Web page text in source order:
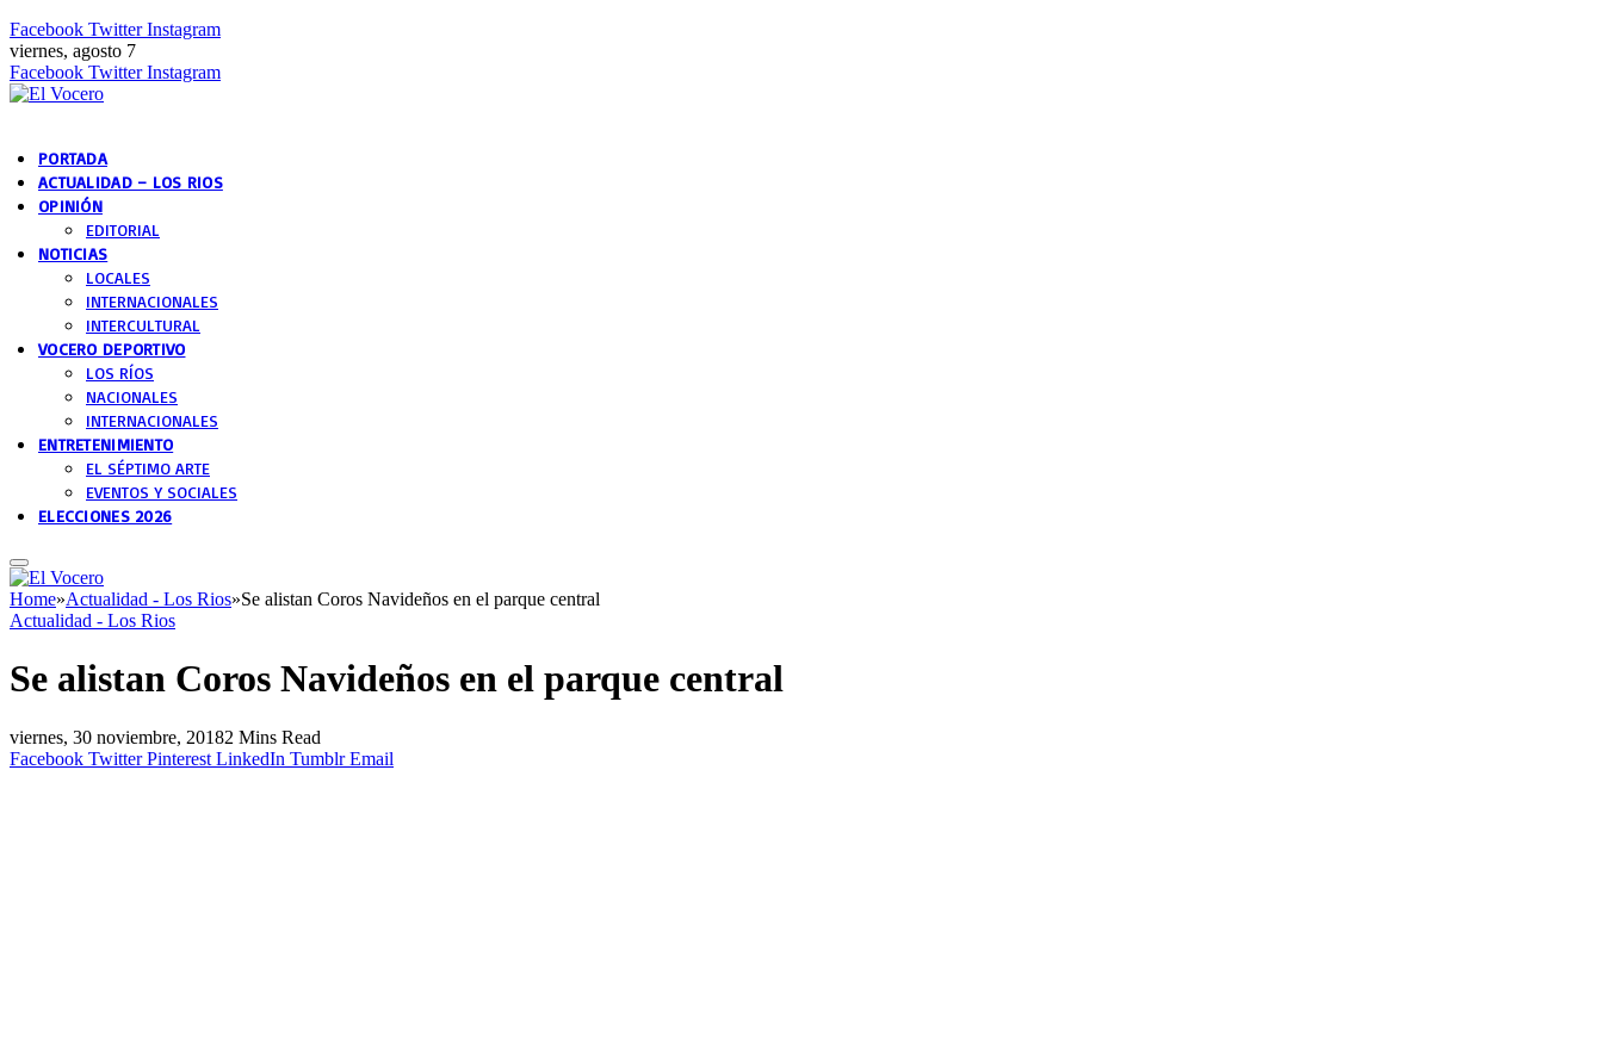
Facebook Twitter Instagram
viernes, agosto 7
Facebook Twitter Instagram
PORTADA
ACTUALIDAD – LOS RIOS
OPINIÓN
EDITORIAL
NOTICIAS
LOCALES
INTERNACIONALES
INTERCULTURAL
VOCERO DEPORTIVO
LOS RÍOS
NACIONALES
INTERNACIONALES
ENTRETENIMIENTO
EL SÉPTIMO ARTE
EVENTOS Y SOCIALES
ELECCIONES 2026
Home»Actualidad - Los Rios»Se alistan Coros Navideños en el parque central
Actualidad - Los Rios
Se alistan Coros Navideños en el parque central
viernes, 30 noviembre, 20182 Mins Read
Facebook Twitter Pinterest LinkedIn Tumblr Email